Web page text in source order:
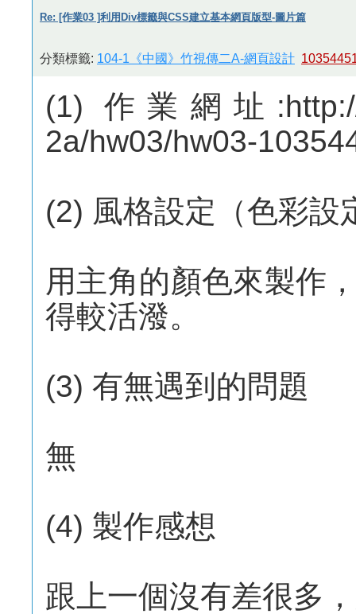
Re: [作業03 ]利用Div標籤與CSS建立基本網頁版型-圖片篇
分類標籤: 104-1《中國》竹視傳二A-網頁設計
(1) 作業網址:http://
2a/hw03/hw03-
(2) 風格設定（色彩設
用主角的顏色來製作
得較活潑。
(3) 有無遇到的問題
無
(4) 製作感想
跟上一個沒有差很多